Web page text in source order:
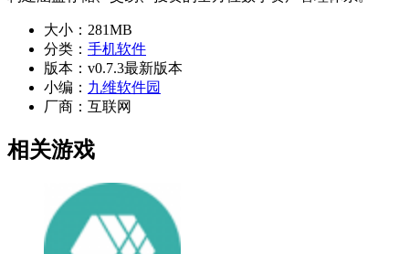
大小： 281MB
分类： 手机软件
版本： v0.7.3最新版本
小编： 九维软件园
厂商： 互联网
相关游戏